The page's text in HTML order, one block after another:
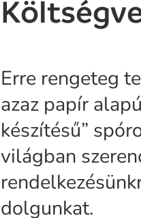
Erre rengeteg
azaz papír
készítésű”
világban
dolgunkat.